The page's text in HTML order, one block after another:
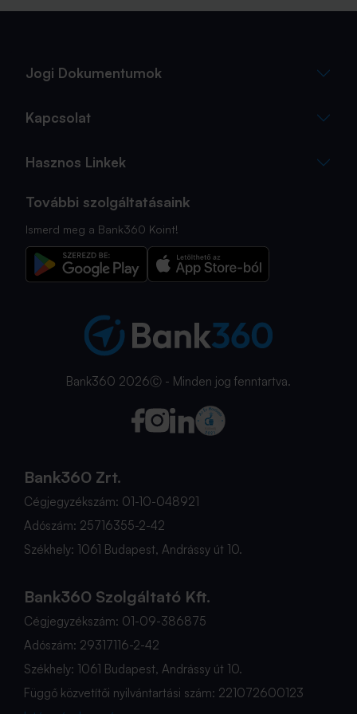
Jogi Dokumentumok
Kapcsolat
Hasznos Linkek
További szolgáltatásaink
Ismerd meg a Bank360 Koint!
Bank360 2026Ⓒ - Minden jog fenntartva.
Bank360 Zrt.
Cégjegyzékszám: 01-10-048921
Adószám: 25716355-2-42
Székhely: 1061 Budapest, Andrássy út 10.
Bank360 Szolgáltató Kft.
Cégjegyzékszám: 01-09-386875
Adószám: 29317116-2-42
Székhely: 1061 Budapest, Andrássy út 10.
Függő közvetítői nyilvántartási szám: 221072600123